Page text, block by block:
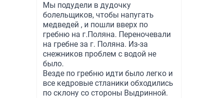
Мы подудели в дудочку
болельщиков, чтобы напугать
медведей , и пошли вверх по
гребню на г.Поляна. Переночевали
на гребне за г. Поляна. Из-за
снежников проблем с водой не
было.
Везде по гребню идти было легко и
все кедровые стланики обходились
по склону со стороны Выдринной.